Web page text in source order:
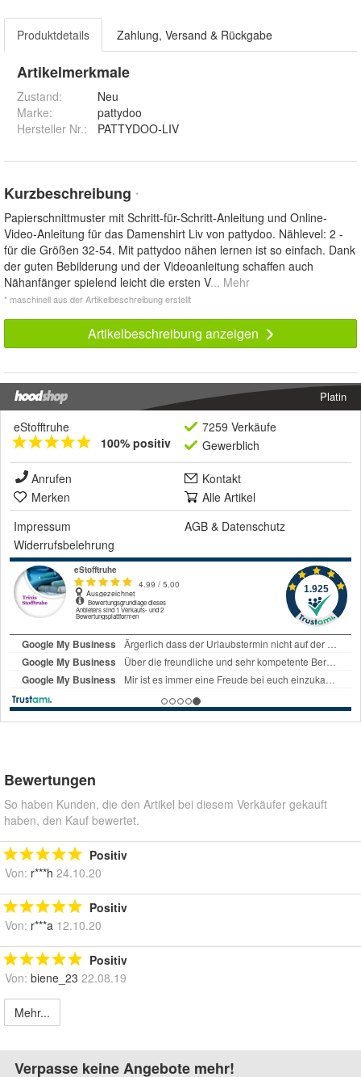
Produktdetails Zahlung, Versand & Rückgabe
Artikelmerkmale
Zustand:
Neu
Marke:
pattydoo
Hersteller Nr.:
PATTYDOO-LIV
Kurzbeschreibung *
Papierschnittmuster mit Schritt-für-Schritt-Anleitung und Online-
Video-Anleitung für das Damenshirt Liv von pattydoo. Nählevel: 2 -
für die Größen 32-54. Mit pattydoo nähen lernen ist so einfach. Dank
der guten Bebilderung und der Videoanleitung schaffen auch
Nähanfänger spielend leicht die ersten V... Mehr
* maschinell aus der Artikelbeschreibung erstellt
Artikelbeschreibung anzeigen
Platin
eStofftruhe
100% positiv
7259 Verkäufe
Gewerblich
Anrufen
Kontakt
Merken
Alle Artikel
Impressum
AGB & Datenschutz
Widerrufsbelehrung
Bewertungen
So haben Kunden, die den Artikel bei diesem Verkäufer gekauft
haben, den Kauf bewertet.
Positiv
Von: r***h 24.10.20
Positiv
Von: r***a 12.10.20
Positiv
Von: biene_23 22.08.19
Mehr...
Verpasse keine Angebote mehr!